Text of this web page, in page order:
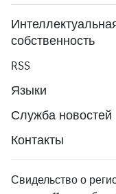
собственность
RSS
Языки
Служба новостей
Контакты
Свидельство о